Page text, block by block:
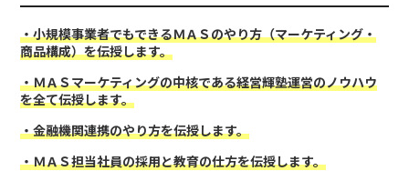
・小規模事業者でもできるＭＡＳのやり方（マーケティング・
商品構成）を伝授します。
・ＭＡＳマーケティングの中核である経営輝塾運営のノウハウ
を全て伝授します。
・金融機関連携のやり方を伝授します。
・ＭＡＳ担当社員の採用と教育の仕方を伝授します。